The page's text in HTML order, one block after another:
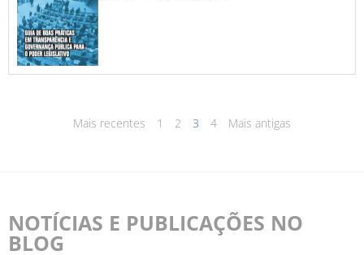
Mais recentes 1 2 3 4 Mais antigas
NOTÍCIAS E PUBLICAÇÕES NO
BLOG